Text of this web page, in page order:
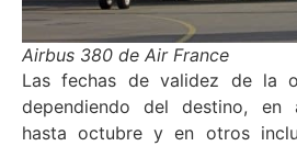
Airbus 380 de Air France
Las fechas de validez de la
dependiendo del destino, en
hasta octubre y en otros